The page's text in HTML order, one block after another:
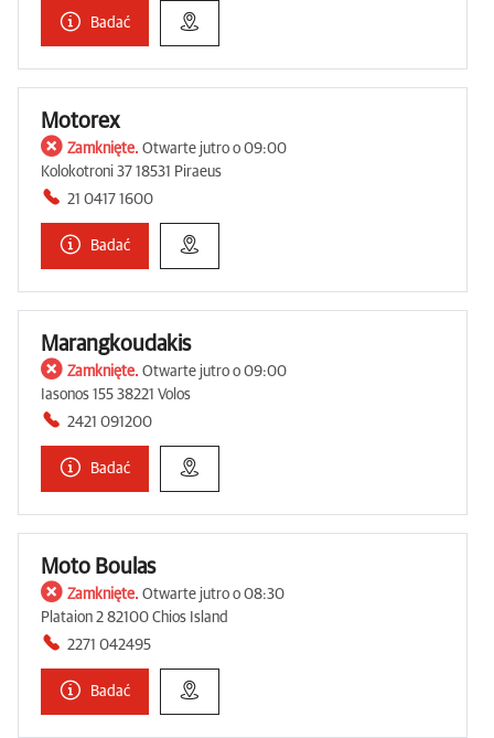
Badać
Motorex
Zamknięte. Otwarte jutro o 09:00
Kolokotroni 37 18531 Piraeus
21 0417 1600
Badać
Marangkoudakis
Zamknięte. Otwarte jutro o 09:00
Iasonos 155 38221 Volos
2421 091200
Badać
Moto Boulas
Zamknięte. Otwarte jutro o 08:30
Plataion 2 82100 Chios Island
2271 042495
Badać